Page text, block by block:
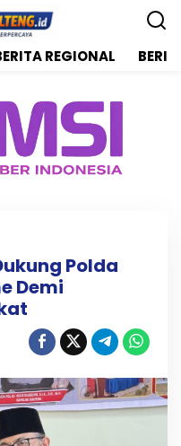
REGIONAL
Polda
Demi